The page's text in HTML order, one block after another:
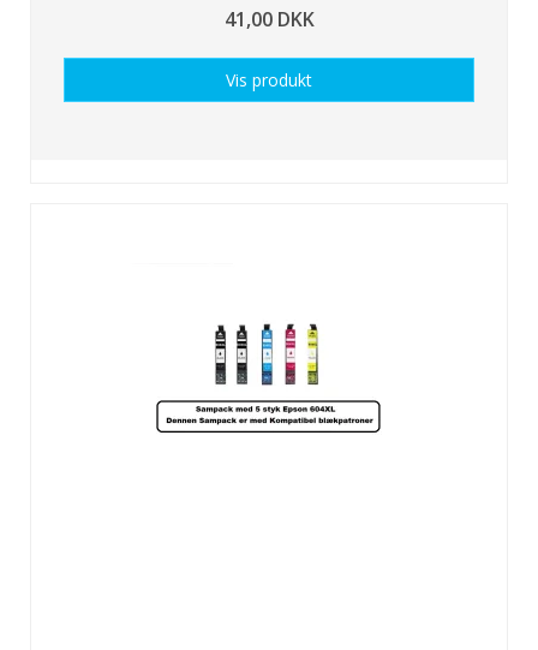
41,00 DKK
Vis produkt